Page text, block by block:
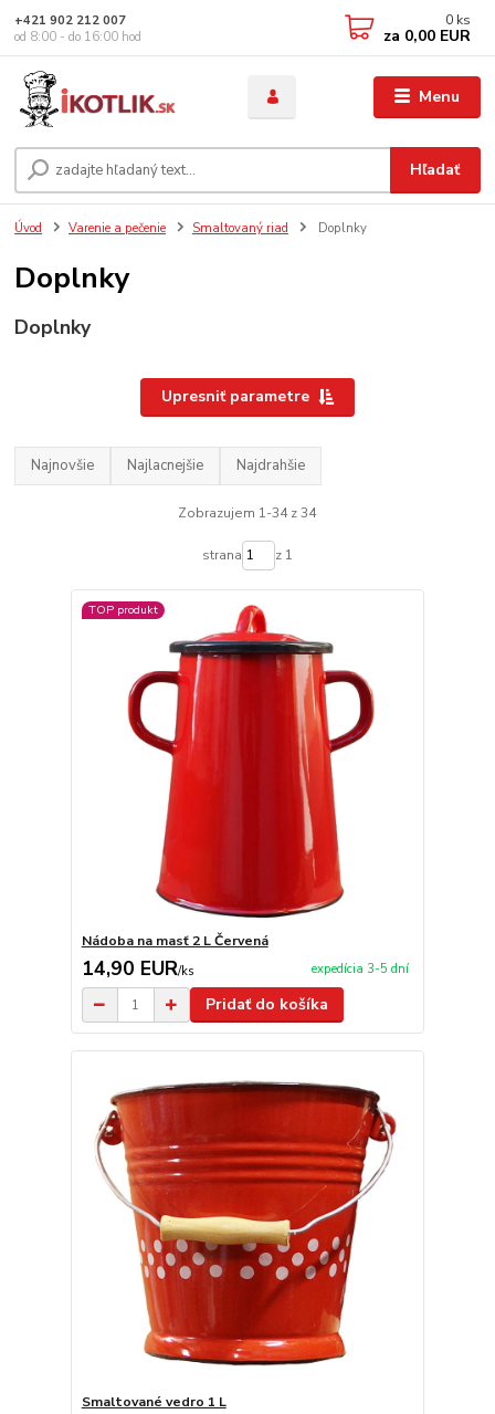
Menu
Hľadať
+421 902 212 007
od 8:00 - do 16:00 hod
0 ks
za 0,00 EUR
Úvod Varenie a pečenie Smaltovaný riad Doplnky
Doplnky
Doplnky
Upresniť parametre
Najnovšie Najlacnejšie Najdrahšie
Zobrazujem 1-34 z 34
strana z 1
TOP produkt
Nádoba na masť 2 L Červená
14,90 EUR/ks expedícia 3-5 dní
Pridať do košíka
Smaltované vedro 1 L